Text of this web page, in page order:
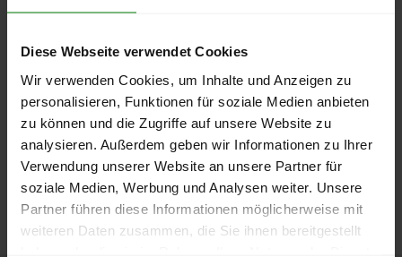
Diese Webseite verwendet Cookies
Wir verwenden Cookies, um Inhalte und Anzeigen zu
personalisieren, Funktionen für soziale Medien anbieten
zu können und die Zugriffe auf unsere Website zu
analysieren. Außerdem geben wir Informationen zu Ihrer
Verwendung unserer Website an unsere Partner für
soziale Medien, Werbung und Analysen weiter. Unsere
Partner führen diese Informationen möglicherweise mit
weiteren Daten zusammen, die Sie ihnen bereitgestellt
lose Ware Sackware
September
2025
Januar
2026
Mai
2026
250 €
Die aktuelle Preisentwicklung für Holzpellets in Deutschland
können Sie jederzeit auf unsererPelletspreise-Seite
nachvollziehen.